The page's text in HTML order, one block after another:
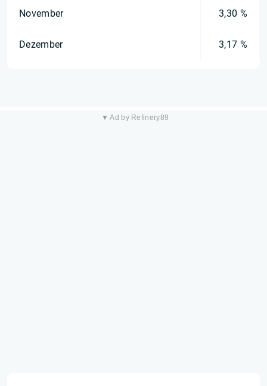
November 3,30 %
Dezember 3,17 %
▼ Ad by Refinery89